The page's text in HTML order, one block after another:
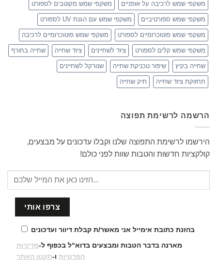
משקפי שמש לרכיבה על אופניים משקפי שמש מקוטבים לספורט
משקפי שמש ספורטיביים משקפי שמש עם הגנת UV לספורט
משקפי שמש פוטוכרומיים לספורט משקפי שמש פוטוכרומיים לרכיבה
משקפי שמש קלים לספורט ציוד לשחיינים ציוד שחייה שחייה בחורף
שחייה בקיץ שיפור טכניקת שחייה שנורקל לשחיינים
תחזוקת ציוד שחייה תיק שחייה
הרשמה לרשימת תפוצה
הירשמו לרשימת התפוצה שלנו וקבלו עדכונים על מבצעים,
קולקציות חדשות והטבות שוות לפני כולם!
בהזנת כתובת אימייל אני מאשר/ת קבלת דיוור ועדכונים
מארנה בדבר הטבות ומבצעים בדוא“ל בכפוף ל-מדיניות
הפרטיותו-תקנון האתר